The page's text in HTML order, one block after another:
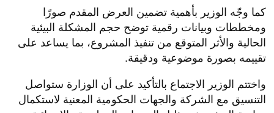
كما وجّه الوزير بأهمية تضمين العرض المقدم صورًا
ومخططات وبيانات رقمية توضح حجم المشكلة البيئية
الحالية والأثر المتوقع من تنفيذ المشروع، بما يساعد على
تقييمه بصورة موضوعية ودقيقة.
واختتم الوزير الاجتماع بالتأكيد على أن الوزارة ستواصل
التنسيق مع الشركة والجهات الحكومية المعنية لاستكمال